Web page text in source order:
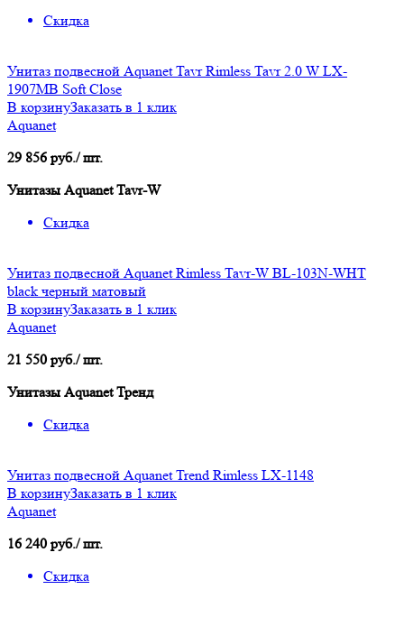
Скидка
Унитаз подвесной Aquanet Tavr Rimless Tavr 2.0 W LX-
1907MB Soft Close
В корзинуЗаказать в 1 клик
Aquanet
29 856 руб./ шт.
Унитазы Aquanet Tavr-W
Скидка
Унитаз подвесной Aquanet Rimless Tavr-W BL-103N-WHT
black черный матовый
В корзинуЗаказать в 1 клик
Aquanet
21 550 руб./ шт.
Унитазы Aquanet Тренд
Скидка
Унитаз подвесной Aquanet Trend Rimless LX-1148
В корзинуЗаказать в 1 клик
Aquanet
16 240 руб./ шт.
Скидка